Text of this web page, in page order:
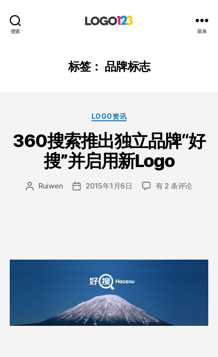
搜索
设
计
菜单
标签： 品牌标志
分
LOGO资讯
360搜索推出独立品牌“好
搜”并启用新Logo
文 Ruiwen
发 2015年1月6日
360
品
用
有 2 条评论